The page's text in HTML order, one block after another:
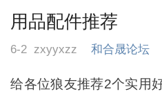
用品配件推荐
6-2 zxyyxzz 和合晟论坛
给各位狼友推荐2个实用